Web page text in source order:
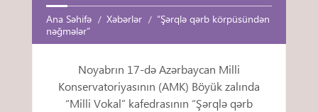
Ana Səhifə Xəbərlər
“Şərqlə qərb körpüsündən
nəğmələr”
Noyabrın 17-də Azərbaycan Milli
Konservatoriyasının (AMK) Böyük zalında
“Milli Vokal” kafedrasının “Şərqlə qərb